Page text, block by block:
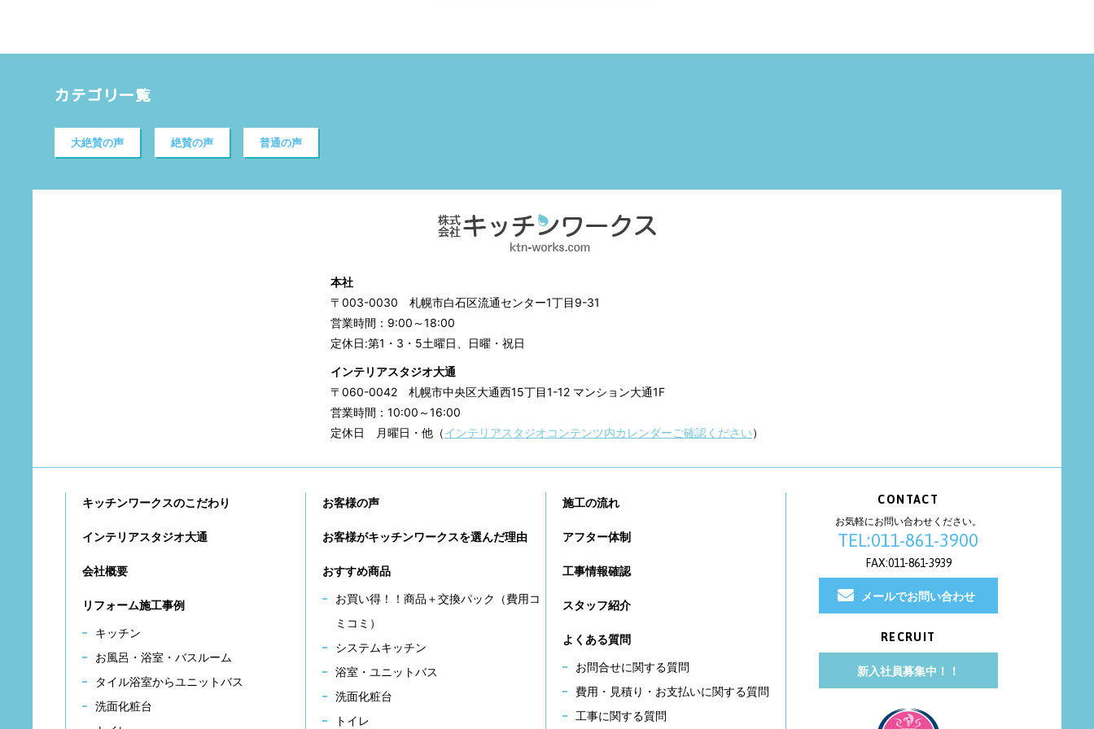
カテゴリ一覧
大絶賛の声 絶賛の声 普通の声
本社
〒003-0030 札幌市白石区流通センター1丁目9-31
営業時間：9:00～18:00
定休日:第1・3・5土曜日、日曜・祝日
インテリアスタジオ大通
〒060-0042 札幌市中央区大通西15丁目1-12 マンション大通1F
営業時間：10:00～16:00
定休日 月曜日・他（インテリアスタジオコンテンツ内カレンダーご確認ください）
キッチンワークスのこだわり
インテリアスタジオ大通
会社概要
リフォーム施工事例
キッチン
お風呂・浴室・バスルーム
タイル浴室からユニットバス
洗面化粧台
お客様の声
お客様がキッチンワークスを選んだ理由
おすすめ商品
お買い得！！商品＋交換パック（費用コ
ミコミ）
システムキッチン
浴室・ユニットバス
洗面化粧台
トイレ
施工の流れ
アフター体制
工事情報確認
スタッフ紹介
よくある質問
お問合せに関する質問
費用・見積り・お支払いに関する質問
工事に関する質問
CONTACT
お気軽にお問い合わせください。
TEL:011-861-3900
FAX:011-861-3939
メールでお問い合わせ
RECRUIT
新入社員募集中！！